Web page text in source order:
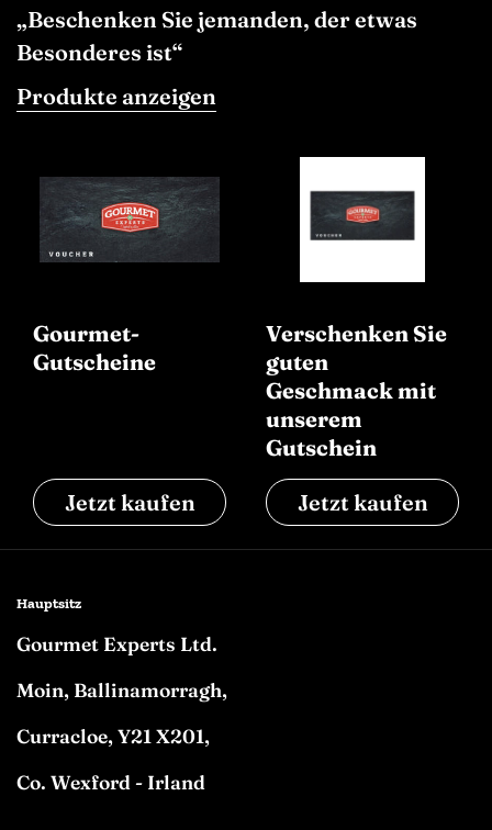
„Beschenken Sie jemanden, der etwas
Besonderes ist“
Produkte anzeigen
Gourmet-
Gutscheine
Jetzt kaufen
Verschenken Sie
guten
Geschmack mit
unserem
Gutschein
Jetzt kaufen
Hauptsitz
Gourmet Experts Ltd.
Moin, Ballinamorragh,
Curracloe, Y21 X201,
Co. Wexford - Irland